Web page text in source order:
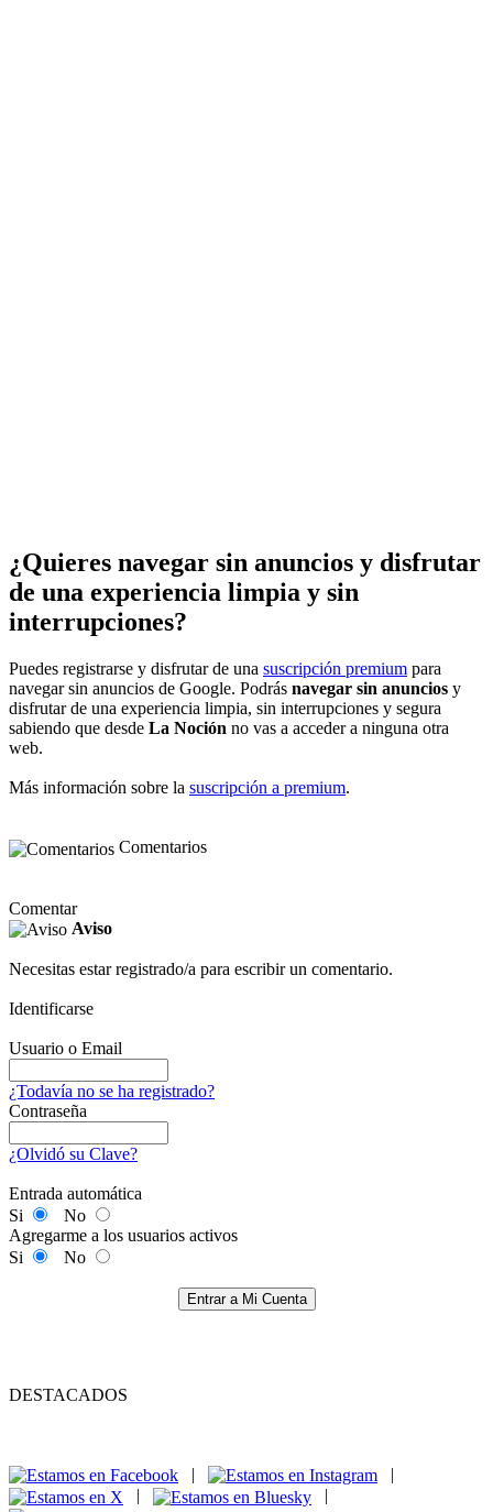
¿Quieres navegar sin anuncios y disfrutar
de una experiencia limpia y sin
interrupciones?
Puedes registrarse y disfrutar de una suscripción premium para
navegar sin anuncios de Google. Podrás navegar sin anuncios y
disfrutar de una experiencia limpia, sin interrupciones y segura
sabiendo que desde La Noción no vas a acceder a ninguna otra
web.
Más información sobre la suscripción a premium.
Comentarios
Comentar
Aviso
Necesitas estar registrado/a para escribir un comentario.
Identificarse
Usuario o Email
¿Todavía no se ha registrado?
Contraseña
¿Olvidó su Clave?
Entrada automática
Si
No
Agregarme a los usuarios activos
Si
No
Entrar a Mi Cuenta
DESTACADOS
|
|
|
|